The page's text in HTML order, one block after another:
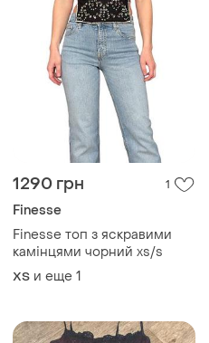
1290 грн 1
Finesse
Finesse топ з яскравими
камінцями чорний xs/s
ХS и еще 1